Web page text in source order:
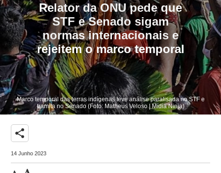
Relator da ONU pede que
STF e Senado sigam
normas internacionais e
rejeitem o marco temporal
Marco temporal das terras indígenas teve análise paralisada no STF e
tramita no Senado (Foto: Matheus Veloso | Mídia Ninja)
share
14 Junho 2023